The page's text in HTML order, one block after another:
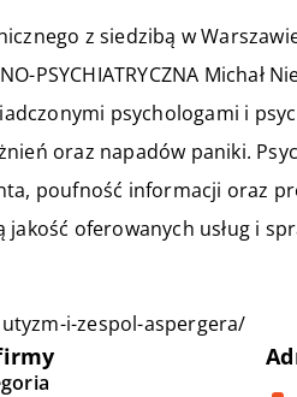
z siedzibą w
PSYCHIATRYCZNA Michał
psychologami i
oraz napadów paniki.
poufność informacji oraz
oferowanych usług i
i-zespol-aspergera/